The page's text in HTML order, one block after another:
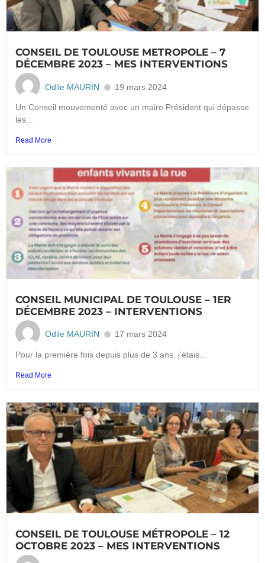
CONSEIL DE TOULOUSE METROPOLE – 7
DÉCEMBRE 2023 – MES INTERVENTIONS
Odile MAURIN 19 mars 2024
Un Conseil mouvementé avec un maire Président qui dépasse
les...
Read More
CONSEIL MUNICIPAL DE TOULOUSE – 1ER
DÉCEMBRE 2023 – INTERVENTIONS
Odile MAURIN 17 mars 2024
Pour la première fois depuis plus de 3 ans, j’étais...
Read More
CONSEIL DE TOULOUSE MÉTROPOLE – 12
OCTOBRE 2023 – MES INTERVENTIONS